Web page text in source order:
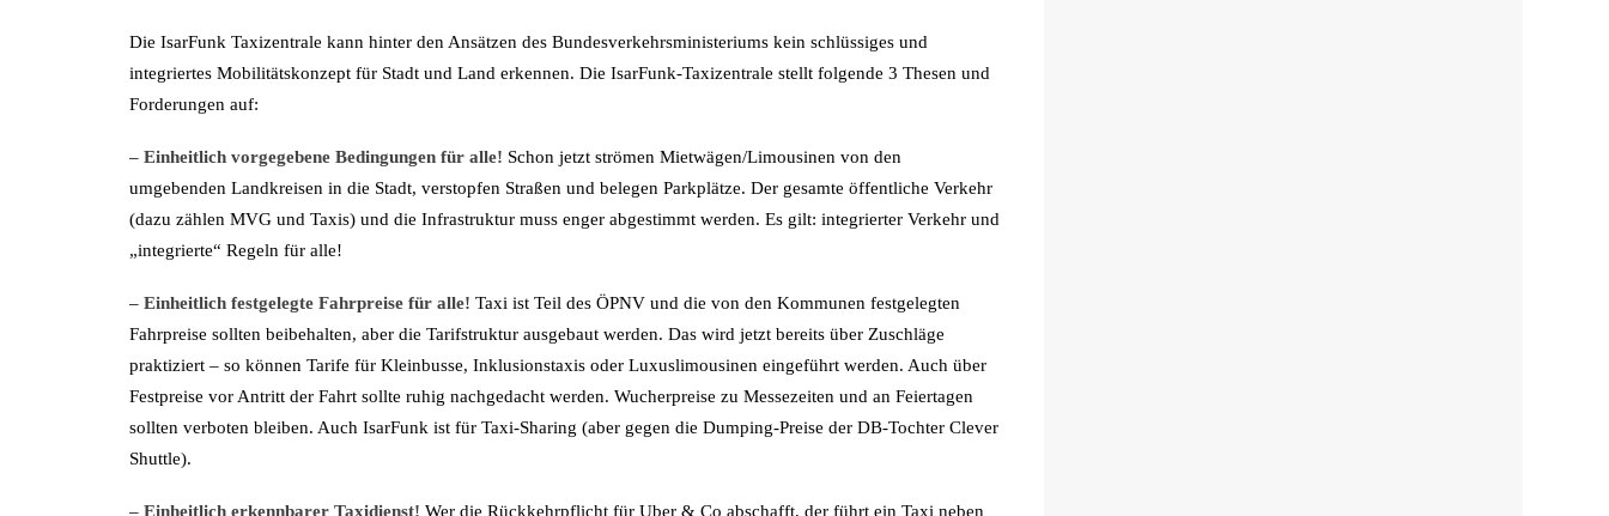
Die IsarFunk Taxizentrale kann hinter den Ansätzen des Bundesverkehrsministeriums kein schlüssiges und
integriertes Mobilitätskonzept für Stadt und Land erkennen. Die IsarFunk-Taxizentrale stellt folgende 3 Thesen und
Forderungen auf:
– Einheitlich vorgegebene Bedingungen für alle! Schon jetzt strömen Mietwägen/Limousinen von den
umgebenden Landkreisen in die Stadt, verstopfen Straßen und belegen Parkplätze. Der gesamte öffentliche Verkehr
(dazu zählen MVG und Taxis) und die Infrastruktur muss enger abgestimmt werden. Es gilt: integrierter Verkehr und
„integrierte“ Regeln für alle!
– Einheitlich festgelegte Fahrpreise für alle! Taxi ist Teil des ÖPNV und die von den Kommunen festgelegten
Fahrpreise sollten beibehalten, aber die Tarifstruktur ausgebaut werden. Das wird jetzt bereits über Zuschläge
praktiziert – so können Tarife für Kleinbusse, Inklusionstaxis oder Luxuslimousinen eingeführt werden. Auch über
Festpreise vor Antritt der Fahrt sollte ruhig nachgedacht werden. Wucherpreise zu Messezeiten und an Feiertagen
sollten verboten bleiben. Auch IsarFunk ist für Taxi-Sharing (aber gegen die Dumping-Preise der DB-Tochter Clever
Shuttle).
– Einheitlich erkennbarer Taxidienst! Wer die Rückkehrpflicht für Uber & Co abschafft, der führt ein Taxi neben